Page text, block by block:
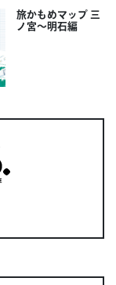
旅かもめマップ 三
ノ宮〜明石編